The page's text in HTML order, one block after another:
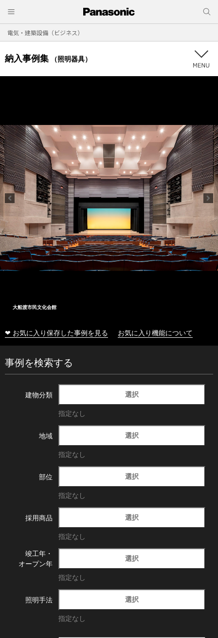
電気・建築設備（ビジネス）
納入事例集 （照明器具）
大船渡市民文化会館
❤ お気に入り保存した事例を見る お気に入り機能について
事例を検索する
建物分類 選択
指定なし
地域 選択
指定なし
部位 選択
指定なし
採用商品 選択
指定なし
竣工年・
オープン年
選択
指定なし
照明手法 選択
指定なし